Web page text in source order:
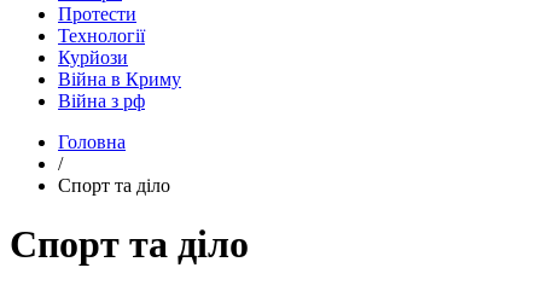
Протести
Технології
Курйози
Війна в Криму
Війна з рф
Головна
/
Спорт та діло
Спорт та діло